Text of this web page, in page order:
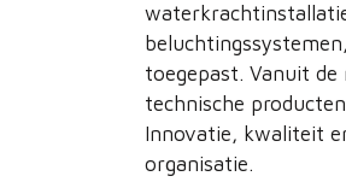
toegepast. Vanuit
technische
Innovatie, kwaliteit
organisatie.